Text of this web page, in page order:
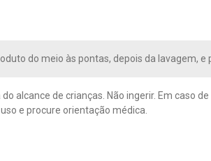
do meio às pontas, depois da lavagem, e
alcance de crianças. Não ingerir. Em caso
e procure orientação médica.